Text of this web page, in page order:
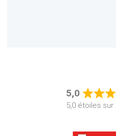
5,0
5,0 étoiles sur